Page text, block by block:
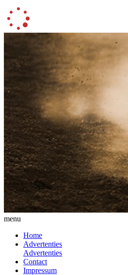
menu
Home
Advertenties
Advertenties
Contact
Impressum